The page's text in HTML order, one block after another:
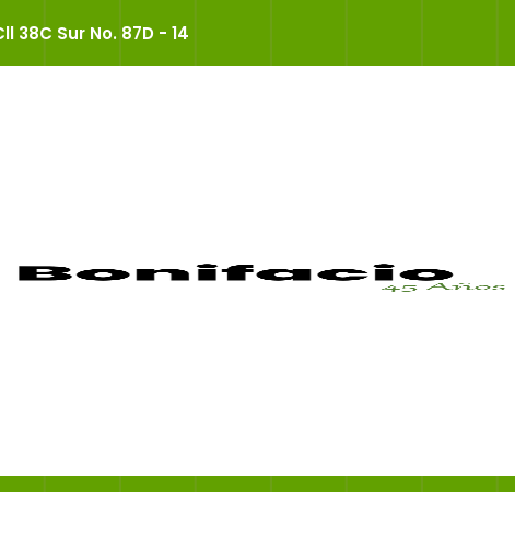
38C Sur No. 87D - 14